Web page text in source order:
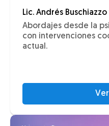
Lic. Andrés
Abordajes desde la
con intervenciones
actual.